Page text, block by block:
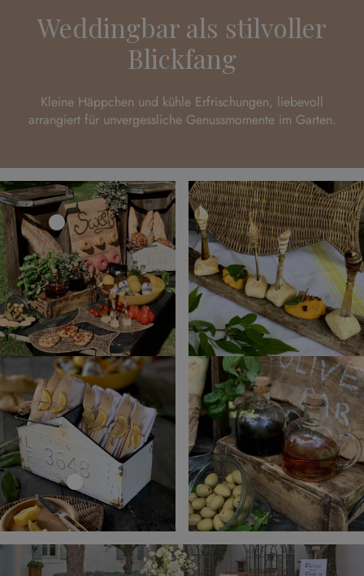
Weddingbar als stilvoller
Blickfang
Kleine Häppchen und kühle Erfrischungen, liebevoll
arrangiert für unvergessliche Genussmomente im Garten.